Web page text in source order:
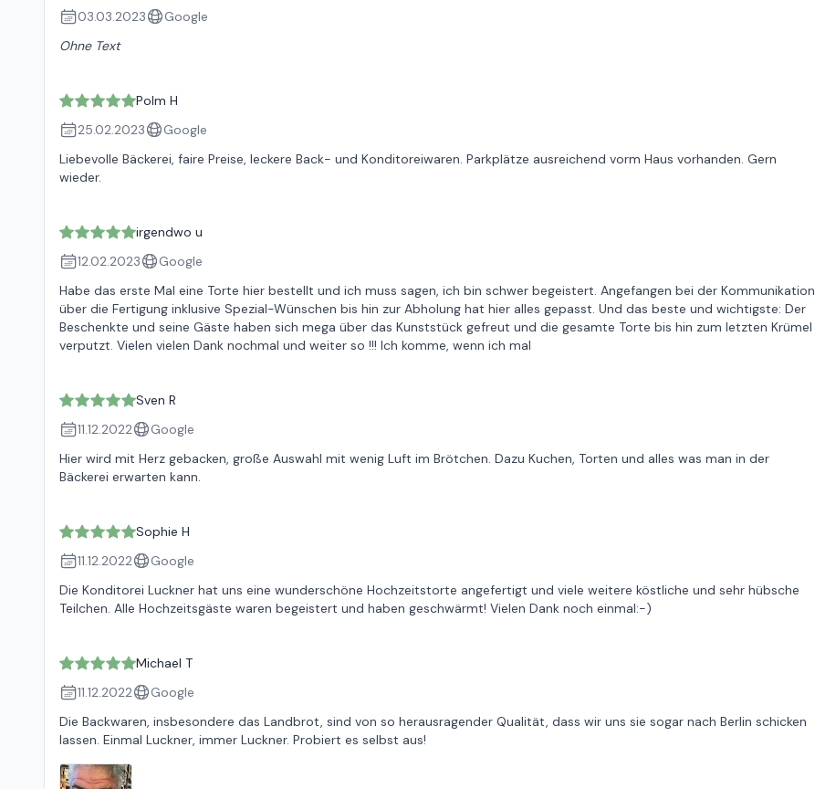
03.03.2023
Google
Ohne Text
Polm H
25.02.2023
Google
Liebevolle Bäckerei, faire Preise, leckere Back- und Konditoreiwaren. Parkplätze ausreichend vorm Haus vorhanden. Gern
wieder.
irgendwo u
12.02.2023
Google
Habe das erste Mal eine Torte hier bestellt und ich muss sagen, ich bin schwer begeistert. Angefangen bei der Kommunikation
über die Fertigung inklusive Spezial-Wünschen bis hin zur Abholung hat hier alles gepasst. Und das beste und wichtigste: Der
Beschenkte und seine Gäste haben sich mega über das Kunststück gefreut und die gesamte Torte bis hin zum letzten Krümel
verputzt. Vielen vielen Dank nochmal und weiter so !!! Ich komme, wenn ich mal
Sven R
11.12.2022
Google
Hier wird mit Herz gebacken, große Auswahl mit wenig Luft im Brötchen. Dazu Kuchen, Torten und alles was man in der
Bäckerei erwarten kann.
Sophie H
11.12.2022
Google
Die Konditorei Luckner hat uns eine wunderschöne Hochzeitstorte angefertigt und viele weitere köstliche und sehr hübsche
Teilchen. Alle Hochzeitsgäste waren begeistert und haben geschwärmt! Vielen Dank noch einmal:-)
Michael T
11.12.2022
Google
Die Backwaren, insbesondere das Landbrot, sind von so herausragender Qualität, dass wir uns sie sogar nach Berlin schicken
lassen. Einmal Luckner, immer Luckner. Probiert es selbst aus!